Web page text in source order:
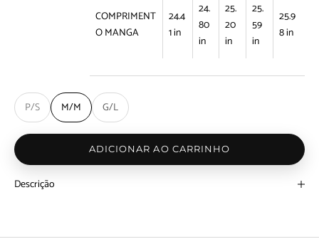
COMPRIMENT
O MANGA
24.4
1 in
24.
80
in
25.
20
in
25.
59
in
25.9
8 in
P/S M/M G/L
ADICIONAR AO CARRINHO
Descrição